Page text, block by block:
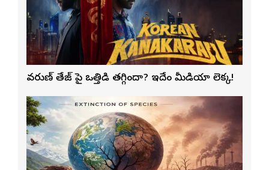
వరుణ్ తేజ్‌ పై ఒత్తిడి తగ్గిందా? ఇదేం మీడియా లెక్క!